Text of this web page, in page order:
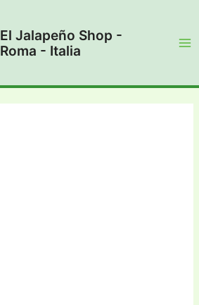
El Jalapeño Shop -
Roma - Italia